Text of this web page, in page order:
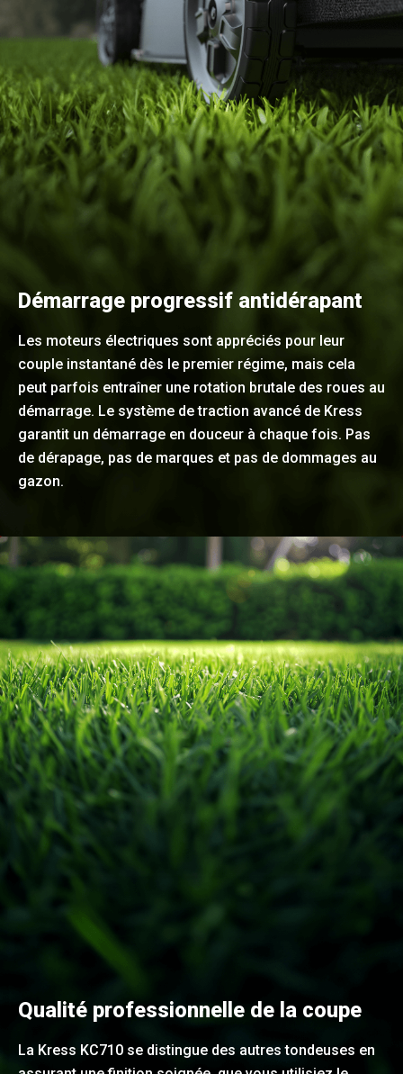
Démarrage progressif antidérapant
Les moteurs électriques sont appréciés pour leur
couple instantané dès le premier régime, mais cela
peut parfois entraîner une rotation brutale des roues au
démarrage. Le système de traction avancé de Kress
garantit un démarrage en douceur à chaque fois. Pas
de dérapage, pas de marques et pas de dommages au
gazon.
Qualité professionnelle de la coupe
La Kress KC710 se distingue des autres tondeuses en